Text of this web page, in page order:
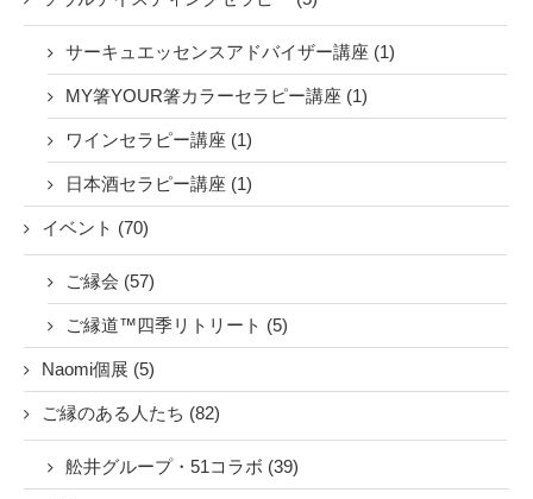
サーキュエッセンスアドバイザー講座 (1)
MY箸YOUR箸カラーセラピー講座 (1)
ワインセラピー講座 (1)
日本酒セラピー講座 (1)
イベント (70)
ご縁会 (57)
ご縁道™四季リトリート (5)
Naomi個展 (5)
ご縁のある人たち (82)
舩井グループ・51コラボ (39)